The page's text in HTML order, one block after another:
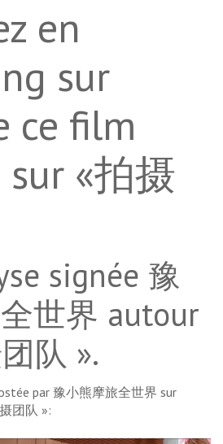
en
sur
ce film
«拍摄
signée 豫
世界 autour
队 ».
par 豫小熊摩旅全世界 sur
团队 »: